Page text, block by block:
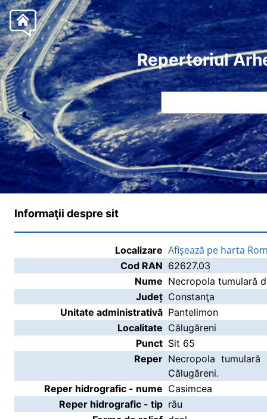
Repertoriul
Informaţii despre sit
Localizare Afişează pe harta
Cod RAN 62627.03
Nume Necropola tumulară
Județ Constanţa
Unitate administrativă Pantelimon
Localitate Călugăreni
Punct Sit 65
Reper Necropola
Călugăreni.
Reper hidrografic - nume Casimcea
Reper hidrografic - tip râu